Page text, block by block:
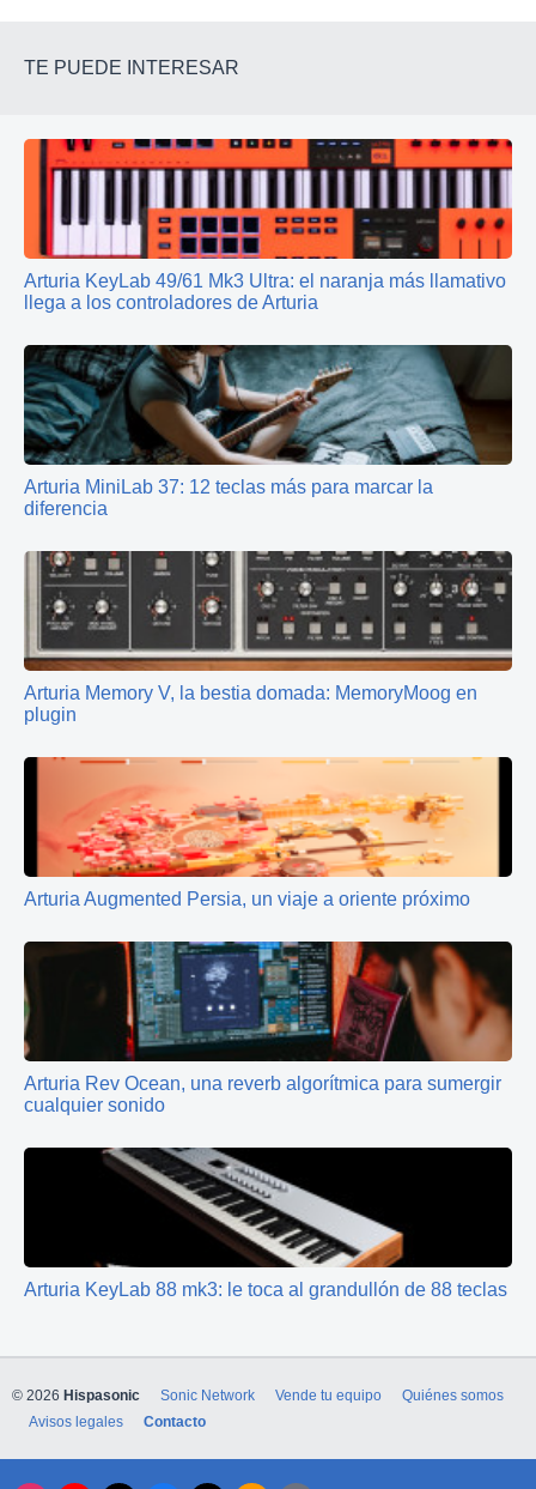
TE PUEDE INTERESAR
Arturia KeyLab 49/61 Mk3 Ultra: el naranja más llamativo
llega a los controladores de Arturia
Arturia MiniLab 37: 12 teclas más para marcar la
diferencia
Arturia Memory V, la bestia domada: MemoryMoog en
plugin
Arturia Augmented Persia, un viaje a oriente próximo
Arturia Rev Ocean, una reverb algorítmica para sumergir
cualquier sonido
Arturia KeyLab 88 mk3: le toca al grandullón de 88 teclas
© 2026 Hispasonic Sonic Network Vende tu equipo
Quiénes somos
Avisos legales
Contacto